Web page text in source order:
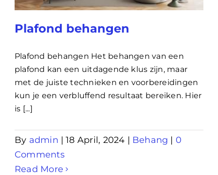
Lening
Overwaarde
over advies nederland
Plafond behangen
Plafond behangen Het behangen van een
plafond kan een uitdagende klus zijn, maar
met de juiste technieken en voorbereidingen
kun je een verbluffend resultaat bereiken. Hier
is [...]
By admin | 18 April, 2024 | Behang | 0
Comments
Read More